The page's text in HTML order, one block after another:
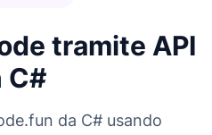
tramite API
C#
da C# usando